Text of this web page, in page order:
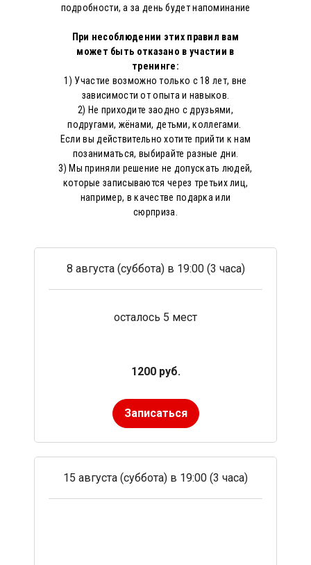
подробности, а за день будет напоминание
При несоблюдении этих правил вам
может быть отказано в участии в
тренинге:
1) Участие возможно только с 18 лет, вне
зависимости от опыта и навыков.
2) Не приходите заодно с друзьями,
подругами, жёнами, детьми, коллегами.
Если вы действительно хотите прийти к нам
позаниматься, выбирайте разные дни.
3) Мы приняли решение не допускать людей,
которые записываются через третьих лиц,
например, в качестве подарка или
сюрприза.
8 августа (суббота) в 19:00 (3 часа)
осталось 5 мест
1200 руб.
Записаться
15 августа (суббота) в 19:00 (3 часа)